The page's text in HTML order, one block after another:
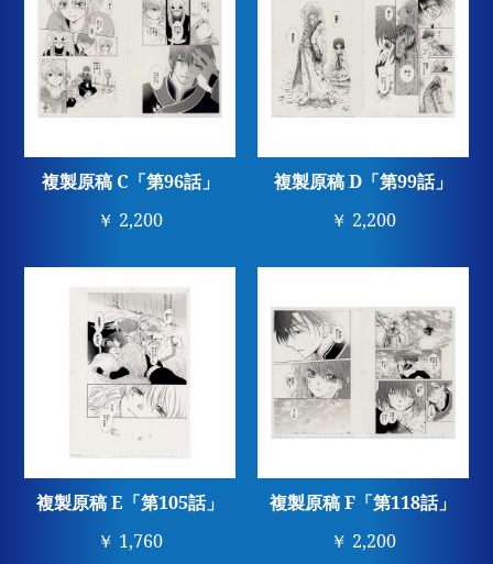
複製原稿 C「第96話」
￥ 2,200
複製原稿 D「第99話」
￥ 2,200
複製原稿 E「第105話」
￥ 1,760
複製原稿 F「第118話」
￥ 2,200